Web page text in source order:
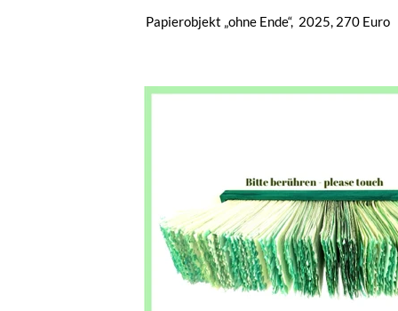
Papierobjekt „ohne Ende“, 2025, 270 Euro